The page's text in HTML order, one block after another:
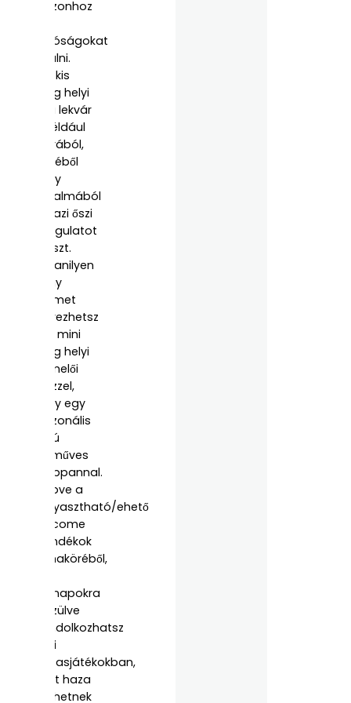
szezonhoz
apróságokat
kínálni.
Egy kis
üveg helyi
házi lekvár
– például
szilvából,
körtéből
vagy
birsalmából
– igazi őszi
hangulatot
áraszt.
Ugyanilyen
nagy
örömet
szerezhetsz
egy mini
üveg helyi
termelői
mézzel,
vagy egy
szezonális
illatú
kézműves
szappannal.
Kilépve a
fogyasztható/ehető
welcome
ajándékok
témaköréből,
esőnapokra
készülve
gondolkozhatsz
mini
társasjátékokban,
amit haza
is vihetnek